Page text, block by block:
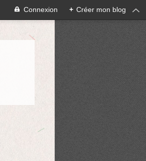
Connexion + Créer mon blog